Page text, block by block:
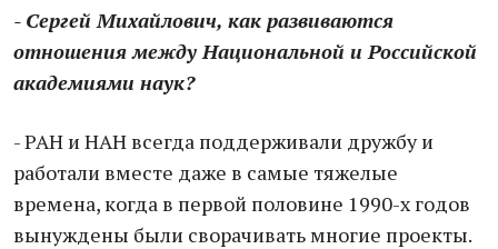
- Сергей Михайлович, как развиваются
отношения между Национальной и Российской
академиями наук?
- РАН и НАН всегда поддерживали дружбу и
работали вместе даже в самые тяжелые
времена, когда в первой половине 1990-х годов
вынуждены были сворачивать многие проекты.